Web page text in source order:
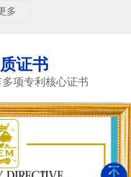
多
证书
项专利核心证书